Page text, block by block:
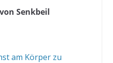
Senkbeil
am Körper zu